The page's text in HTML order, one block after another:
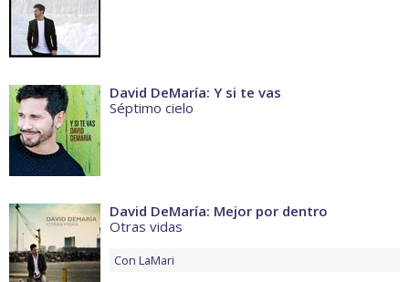
David DeMaría: Y si te vas
Séptimo cielo
David DeMaría: Mejor por dentro
Otras vidas
Con LaMari